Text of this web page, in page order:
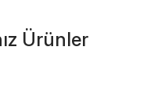
Ürünler